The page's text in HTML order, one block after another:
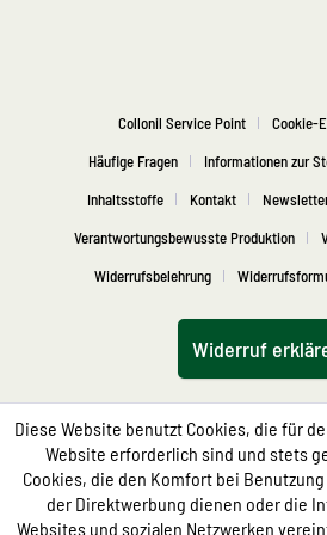
Collonil Service Point
Cookie-
Häufige Fragen
Informationen zur
Inhaltsstoffe
Kontakt
Verantwortungsbewusste Produktion
Widerrufsbelehrung
Widerruf
Diese Website benutzt Cookies, die für
Website erforderlich sind und stets
Cookies, die den Komfort bei
der Direktwerbung dienen oder die
Websites und sozialen Netzwerken